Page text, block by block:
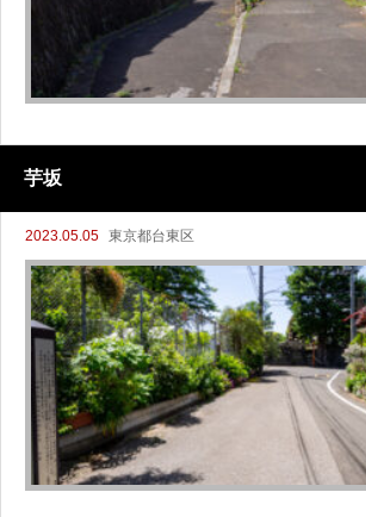
芋坂
2023.05.05 東京都台東区